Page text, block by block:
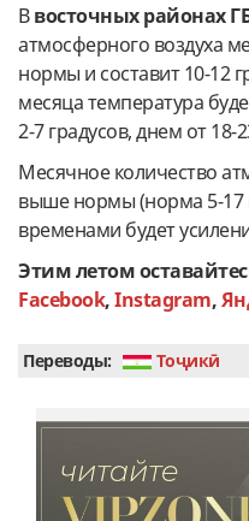
Ввосточных районах
атмосферного воздуха
нормы и составит 10-12
месяца температура
2-7 градусов, днем от 18-
Месячное количество
выше нормы (норма 5-17
временами будет
Этим летом
Facebook,Instagram,
Переводы: Тоҷикӣ